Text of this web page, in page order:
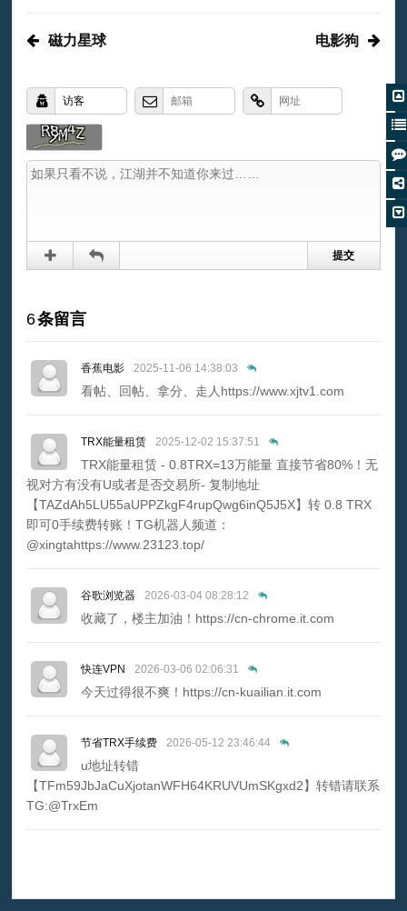
磁力星球 电影狗
6条留言
香蕉电影 2025-11-06 14:38:03
看帖、回帖、拿分、走人https://www.xjtv1.com
TRX能量租赁 2025-12-02 15:37:51
TRX能量租赁 - 0.8TRX=13万能量 直接节省80%！无
视对方有没有U或者是否交易所- 复制地址
【TAZdAh5LU55aUPPZkgF4rupQwg6inQ5J5X】转 0.8 TRX
即可0手续费转账！TG机器人频道：
@xingtahttps://www.23123.top/
谷歌浏览器 2026-03-04 08:28:12
收藏了，楼主加油！https://cn-chrome.it.com
快连VPN 2026-03-06 02:06:31
今天过得很不爽！https://cn-kuailian.it.com
节省TRX手续费 2026-05-12 23:46:44
u地址转错
【TFm59JbJaCuXjotanWFH64KRUVUmSKgxd2】转错请联系
TG:@TrxEm